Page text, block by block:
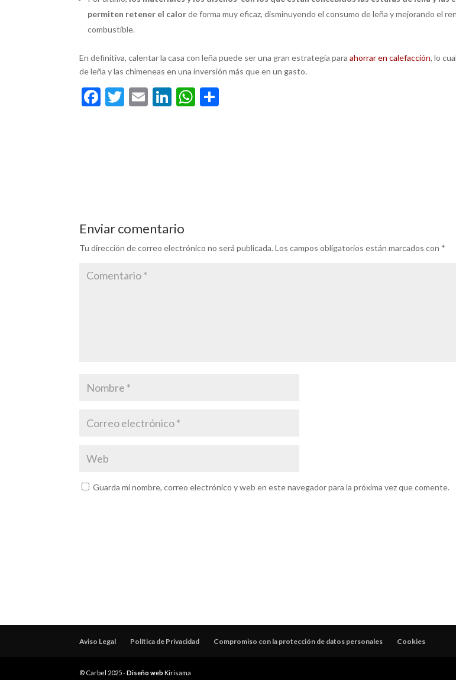
permiten retener el calorde forma muy eficaz, disminuyendo el consumo de leña y mejorando el
combustible.
En definitiva, calentar la casa con leña puede ser una gran estrategia para ahorrar en calefacción, lo
de leña y las chimeneas en una inversión más que en un gasto.
F
T
E
Li W
Enviar comentario
Tu dirección de correo electrónico no será publicada. Los campos obligatorios están marcados con *
Guarda mi nombre, correo electrónico y web en este navegador para la próxima vez que comente.
Aviso Legal Política de Privacidad Compromiso con la protección de datos personales Cookies
© Carbel 2025 -Diseño web Kirisama